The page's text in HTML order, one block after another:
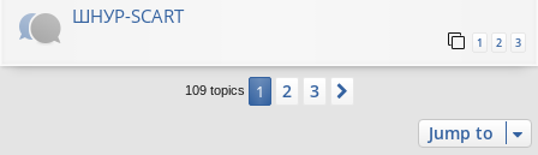
ШНУР-SCART
1 2 3
109 topics 1 2 3
Jump to